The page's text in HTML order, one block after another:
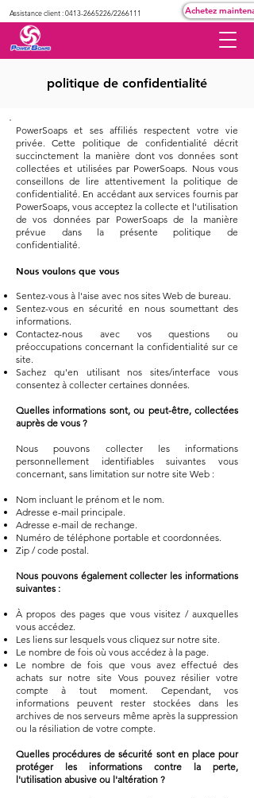
Assistance client :0413-2665226/2266111 Achetez
politique de confidentialité
PowerSoaps et ses affiliés respectent votre vie
privée. Cette politique de confidentialité décrit
succinctement la manière dont vos données sont
collectées et utilisées par PowerSoaps. Nous vous
conseillons de lire attentivement la politique de
confidentialité. En accédant aux services fournis par
PowerSoaps, vous acceptez la collecte et l'utilisation
de vos données par PowerSoaps de la manière
prévue dans la présente politique de
confidentialité.
Nous voulons que vous
Sentez-vous à l'aise avec nos sites Web de bureau.
Sentez-vous en sécurité en nous soumettant des
informations.
Contactez-nous avec vos questions ou
préoccupations concernant la confidentialité sur ce
site.
Sachez qu'en utilisant nos sites/interface vous
consentez à collecter certaines données.
Quelles informations sont, ou peut-être, collectées
auprès de vous ?
Nous pouvons collecter les informations
personnellement identifiables suivantes vous
concernant, sans limitation sur notre site Web :
Nom incluant le prénom et le nom.
Adresse e-mail principale.
Adresse e-mail de rechange.
Numéro de téléphone portable et coordonnées.
Zip / code postal.
Nous pouvons également collecter les informations
suivantes :
À propos des pages que vous visitez / auxquelles
vous accédez.
Les liens sur lesquels vous cliquez sur notre site.
Le nombre de fois où vous accédez à la page.
Le nombre de fois que vous avez effectué des
achats sur notre site Vous pouvez résilier votre
compte à tout moment. Cependant, vos
informations peuvent rester stockées dans les
archives de nos serveurs même après la suppression
ou la résiliation de votre compte.
Quelles procédures de sécurité sont en place pour
protéger les informations contre la perte,
l'utilisation abusive ou l'altération ?